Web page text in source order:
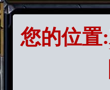
您的位置: